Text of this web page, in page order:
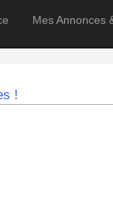
Mes Annonces
!